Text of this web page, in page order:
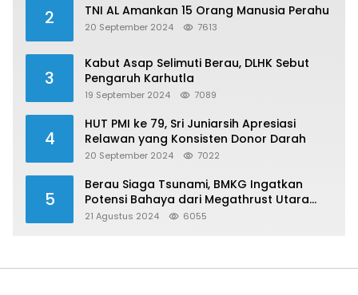
2 TNI AL Amankan 15 Orang Manusia Perahu
20 September 2024 7613
3
Kabut Asap Selimuti Berau, DLHK Sebut
Pengaruh Karhutla
19 September 2024 7089
4
HUT PMI ke 79, Sri Juniarsih Apresiasi
Relawan yang Konsisten Donor Darah
20 September 2024 7022
5
Berau Siaga Tsunami, BMKG Ingatkan
Potensi Bahaya dari Megathrust Utara
Sulawesi
21 Agustus 2024 6055